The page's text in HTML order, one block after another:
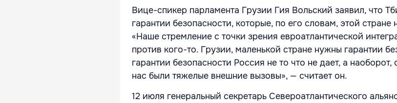
Вице-спикер парламента Грузии Гия Вольский заявил, что
гарантии безопасности, которые, по его словам, этой стране
«Наше стремление с точки зрения евроатлантической
против кого-то. Грузии, маленькой стране нужны гарантии
гарантии безопасности Россия не то что не дает, а наоборот,
нас были тяжелые внешние вызовы», — считает он.
12 июля генеральный секретарь Североатлантического